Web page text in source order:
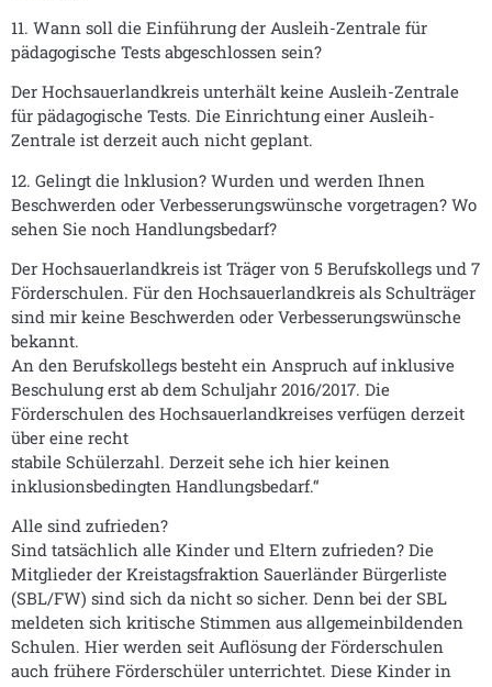
11. Wann soll die Einführung der Ausleih-Zentrale für
pädagogische Tests abgeschlossen sein?
Der Hochsauerlandkreis unterhält keine Ausleih-Zentrale
für pädagogische Tests. Die Einrichtung einer Ausleih-
Zentrale ist derzeit auch nicht geplant.
12. Gelingt die lnklusion? Wurden und werden Ihnen
Beschwerden oder Verbesserungswünsche vorgetragen? Wo
sehen Sie noch Handlungsbedarf?
Der Hochsauerlandkreis ist Träger von 5 Berufskollegs und 7
Förderschulen. Für den Hochsauerlandkreis als Schulträger
sind mir keine Beschwerden oder Verbesserungswünsche
bekannt.
An den Berufskollegs besteht ein Anspruch auf inklusive
Beschulung erst ab dem Schuljahr 2016/2017. Die
Förderschulen des Hochsauerlandkreises verfügen derzeit
über eine recht
stabile Schülerzahl. Derzeit sehe ich hier keinen
inklusionsbedingten Handlungsbedarf.“
Alle sind zufrieden?
Sind tatsächlich alle Kinder und Eltern zufrieden? Die
Mitglieder der Kreistagsfraktion Sauerländer Bürgerliste
(SBL/FW) sind sich da nicht so sicher. Denn bei der SBL
meldeten sich kritische Stimmen aus allgemeinbildenden
Schulen. Hier werden seit Auflösung der Förderschulen
auch frühere Förderschüler unterrichtet. Diese Kinder in